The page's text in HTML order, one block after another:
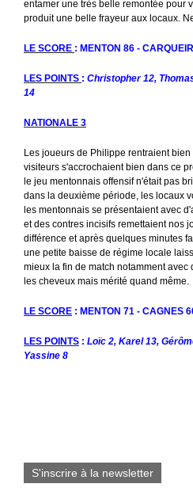
entamer une très belle remontée pour
produit une belle frayeur aux locaux.
LE SCORE : MENTON 86 -
LES POINTS : Christopher 12,
14
NATIONALE 3
Les joueurs de Philippe rentraient
visiteurs s'accrochaient bien dans ce
le jeu mentonnais offensif n'était pas
dans la deuxième période, les locaux
les mentonnais se présentaient avec
et des contres incisifs remettaient nos
différence et après quelques minutes
une petite baisse de régime locale
mieux la fin de match notamment
les cheveux mais mérité quand même.
LE SCORE : MENTON 71 - CAGNES
LES POINTS : Loïc 2, Karel 13,
Yassine 8
S'inscrire à la newsletter